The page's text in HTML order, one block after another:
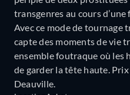
transgenres au cours
Avec ce mode de tournage
capte des moments de vie
ensemble foutraque où
de garder la tête haute.
Deauville.